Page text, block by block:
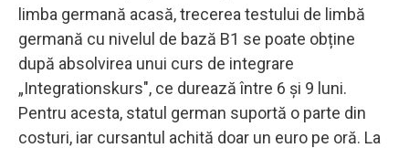
limba germană acasă, trecerea testului de limbă
germană cu nivelul de bază B1 se poate obține
după absolvirea unui curs de integrare
„Integrationskurs", ce durează între 6 și 9 luni.
Pentru acesta, statul german suportă o parte din
costuri, iar cursantul achită doar un euro pe oră. La